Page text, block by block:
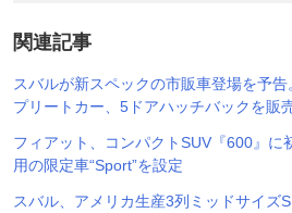
関連記事
スバルが新スペックの市販車登場を予
プリートカー、5ドアハッチバックを販
フィアット、コンパクトSUV『600』に
用の限定車“Sport”を設定
スバル、アメリカ生産3列ミッドサイズ